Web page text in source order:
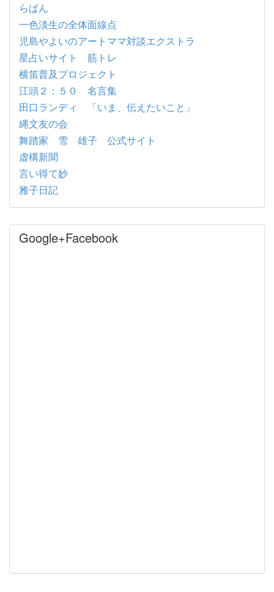
らぱん
一色淡生の全体面線点
児島やよいのアートママ対談エクストラ
星占いサイト 筋トレ
横笛普及プロジェクト
江頭２：５０ 名言集
田口ランディ 「いま、伝えたいこと」
縄文友の会
舞踏家 雪 雄子 公式サイト
虚構新聞
言い得て妙
雅子日記
Google+Facebook